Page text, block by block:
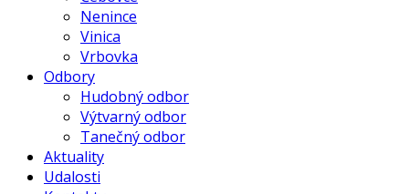
Nenince
Vinica
Vrbovka
Odbory
Hudobný odbor
Výtvarný odbor
Tanečný odbor
Aktuality
Udalosti